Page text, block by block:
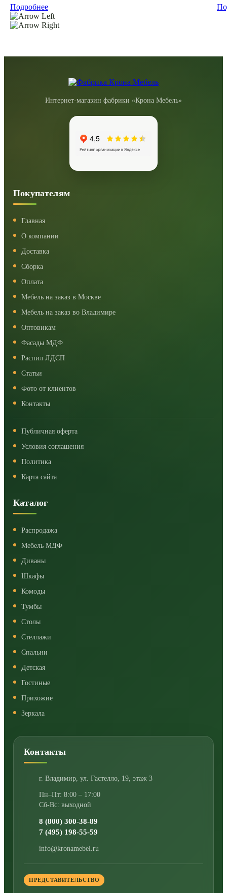
Подробнее
Интернет-магазин фабрики «Крона Мебель»
Покупателям
Главная
О компании
Доставка
Сборка
Оплата
Мебель на заказ в Москве
Мебель на заказ во Владимире
Оптовикам
Фасады МДФ
Распил ЛДСП
Статьи
Фото от клиентов
Контакты
Публичная оферта
Условия соглашения
Политика
Карта сайта
Каталог
Распродажа
Мебель МДФ
Диваны
Шкафы
Комоды
Тумбы
Столы
Стеллажи
Спальни
Детская
Гостиные
Прихожие
Зеркала
Контакты
г. Владимир ул. Гастелло, 19, этаж 3
Пн–Пт: 8:00 – 17:00
Сб-Вс: выходной
8 (800) 300-38-89
7 (495) 198-55-59
info@kronamebel.ru
ПРЕДСТАВИТЕЛЬСТВО